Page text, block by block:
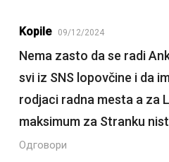
Kopile 09/12/2024
Nema zasto da se radi
svi iz SNS lopovčine i da
rodjaci radna mesta a za
maksimum za Stranku
Одговори